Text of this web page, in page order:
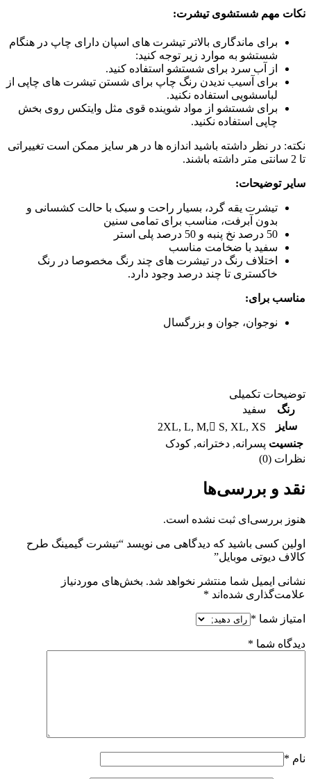
نکات مهم شستشوی تیشرت:
برای ماندگاری بالاتر تیشرت های اسپان دارای چاپ در هنگام
شستشو به موارد زیر توجه کنید:
از آب سرد برای شستشو استفاده کنید.
برای آسیب ندیدن رنگ چاپ برای شستن تیشرت های چاپی از
لباسشویی استفاده نکنید.
برای شستشو از مواد شوینده قوی مثل وایتکس روی بخش
چاپی استفاده نکنید.
نکته: در نظر داشته باشید اندازه ها در هر سایز ممکن است تغییراتی
تا 2 سانتی متر داشته باشند.
سایر توضیحات:
تیشرت یقه گرد، بسیار راحت و سبک با حالت کشسانی و
بدون آبرفت، مناسب برای تمامی سنین
50 درصد نخ پنبه و 50 درصد پلی استر
سفید با ضخامت مناسب
اختلاف رنگ در تیشرت های چند رنگ مخصوصا در رنگ
خاکستری تا چند درصد وجود دارد.
مناسب برای:
نوجوان، جوان و بزرگسال
توضیحات تکمیلی
رنگ
سفید
سایز
2XL, L, M, ُS, XL, XS
جنسیت پسرانه, دخترانه, کودک
نظرات (0)
نقد و بررسی‌ها
هنوز بررسی‌ای ثبت نشده است.
اولین کسی باشید که دیدگاهی می نویسد “تیشرت گیمینگ طرح
کالاف دیوتی موبایل”
نشانی ایمیل شما منتشر نخواهد شد. بخش‌های موردنیاز
علامت‌گذاری شده‌اند *
امتیاز شما *
دیدگاه شما *
نام *